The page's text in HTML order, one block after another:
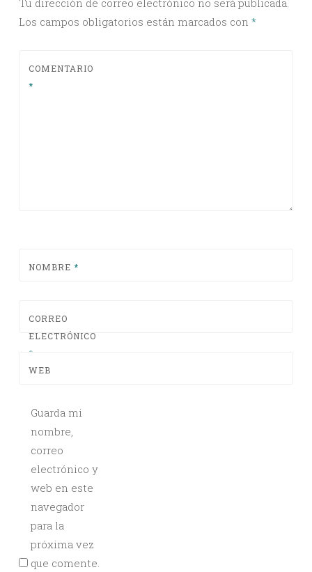
Los campos obligatorios están marcados con *
COMENTARIO
*
NOMBRE *
CORREO
ELECTRÓNICO
*
WEB
Guarda mi
nombre,
correo
electrónico y
web en este
navegador
para la
próxima vez
que comente.